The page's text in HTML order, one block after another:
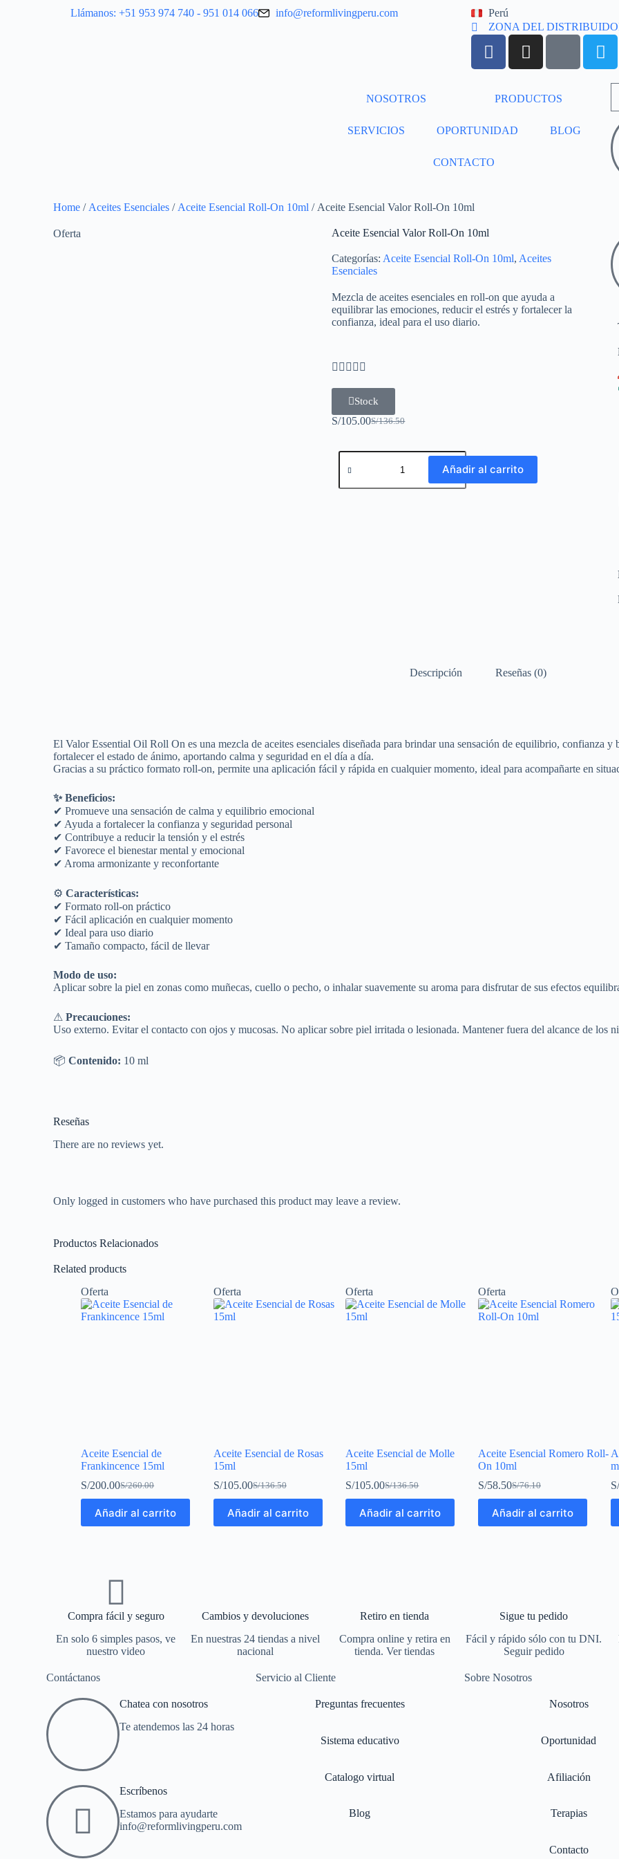
Llámanos: +51 953 974 740 - 951 014 066 info@reformlivingperu.com
Perú
ZONA DEL
NOSOTROS PRODUCTOS
SERVICIOS OPORTUNIDAD BLOG
CONTACTO
Home / Aceites Esenciales / Aceite Esencial Roll-On 10ml / Aceite Esencial Valor Roll-On 10ml
Oferta Aceite Esencial Valor Roll-On 10ml
Categorías: Aceite Esencial Roll-On 10ml, Aceites
Esenciales
Mezcla de aceites esenciales en roll-on que ayuda a
equilibrar las emociones, reducir el estrés y fortalecer la
confianza, ideal para el uso diario.
    
Stock
S/136.50
S/105.00
Añadir al carrito
Descripción Reseñas (0)
El Valor Essential Oil Roll On es una mezcla de aceites esenciales diseñada para brindar una sensación de equilibrio, confianza y
fortalecer el estado de ánimo, aportando calma y seguridad en el día a día.
Gracias a su práctico formato roll-on, permite una aplicación fácil y rápida en cualquier momento, ideal para acompañarte en
✨ Beneficios:
✔ Promueve una sensación de calma y equilibrio emocional
✔ Ayuda a fortalecer la confianza y seguridad personal
✔ Contribuye a reducir la tensión y el estrés
✔ Favorece el bienestar mental y emocional
✔ Aroma armonizante y reconfortante
⚙Características:
✔ Formato roll-on práctico
✔ Fácil aplicación en cualquier momento
✔ Ideal para uso diario
✔ Tamaño compacto, fácil de llevar
Modo de uso:
Aplicar sobre la piel en zonas como muñecas, cuello o pecho, o inhalar suavemente su aroma para disfrutar de sus efectos
⚠Precauciones:
Uso externo. Evitar el contacto con ojos y mucosas. No aplicar sobre piel irritada o lesionada. Mantener fuera del alcance de los
📦Contenido: 10 ml
Reseñas
There are no reviews yet.
Only logged in customers who have purchased this product may leave a review.
Productos Relacionados
Related products
Oferta
Aceite Esencial de
Frankincence 15ml
S/260.00
S/200.00
Añadir al carrito
Oferta
Aceite Esencial de Rosas
15ml
S/136.50
S/105.00
Añadir al carrito
Oferta
Aceite Esencial de Molle
15ml
S/136.50
S/105.00
Añadir al carrito
Oferta
Aceite Esencial Romero Roll-
On 10ml
S/76.10
S/58.50
Añadir al carrito
S/
Compra fácil y seguro
En solo 6 simples pasos, ve
nuestro video
Cambios y devoluciones
En nuestras 24 tiendas a nivel
nacional
Retiro en tienda
Compra online y retira en
tienda. Ver tiendas
Sigue tu pedido
Fácil y rápido sólo con tu DNI.
Seguir pedido
Contáctanos
Chatea con nosotros
Te atendemos las 24 horas
Escríbenos
Estamos para ayudarte
info@reformlivingperu.com
Servicio al Cliente
Preguntas frecuentes
Sistema educativo
Catalogo virtual
Blog
Sobre Nosotros
Nosotros
Oportunidad
Afiliación
Terapias
Contacto